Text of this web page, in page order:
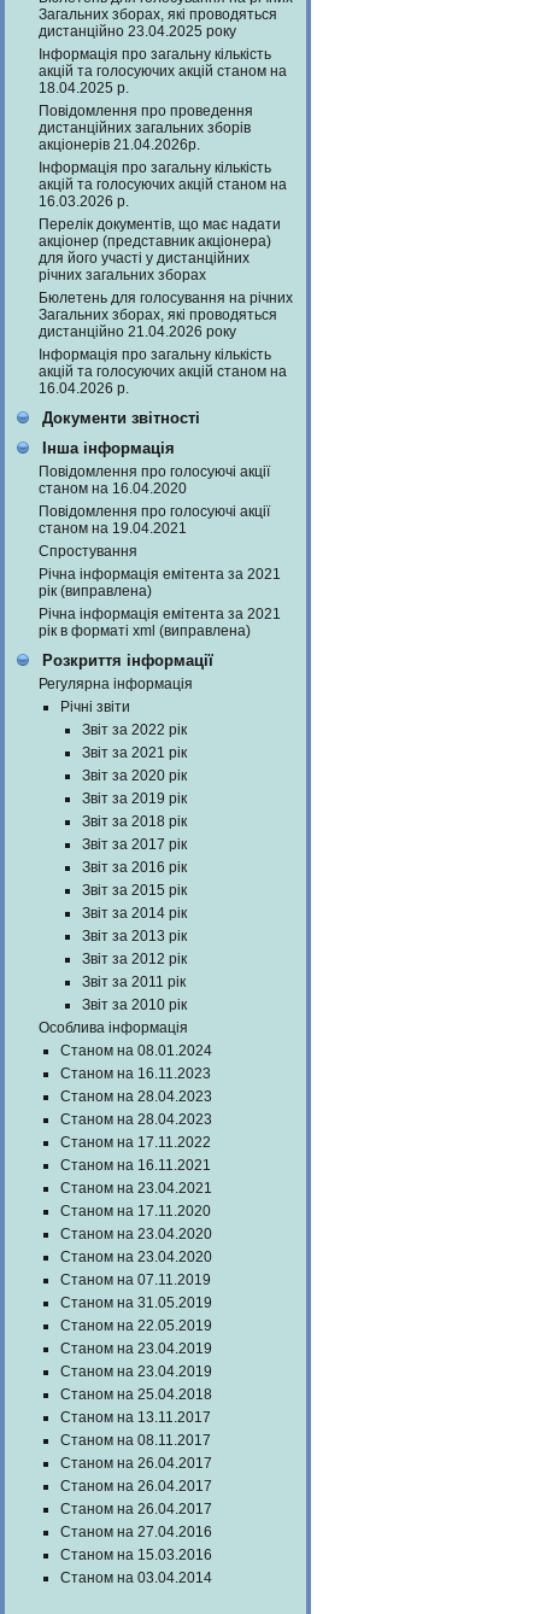
Загальних зборах, які проводяться
дистанційно 23.04.2025 року
Інформація про загальну кількість
акцій та голосуючих акцій станом на
18.04.2025 р.
Повідомлення про проведення
дистанційних загальних зборів
акціонерів 21.04.2026р.
Інформація про загальну кількість
акцій та голосуючих акцій станом на
16.03.2026 р.
Перелік документів, що має надати
акціонер (представник акціонера)
для його участі у дистанційних
річних загальних зборах
Бюлетень для голосування на річних
Загальних зборах, які проводяться
дистанційно 21.04.2026 року
Інформація про загальну кількість
акцій та голосуючих акцій станом на
16.04.2026 р.
Документи звітності
Інша інформація
Повідомлення про голосуючі акції
станом на 16.04.2020
Повідомлення про голосуючі акції
станом на 19.04.2021
Спростування
Річна інформація емітента за 2021
рік (виправлена)
Річна інформація емітента за 2021
рік в форматі xml (виправлена)
Розкриття інформації
Регулярна інформація
Річні звіти
Звіт за 2022 рік
Звіт за 2021 рік
Звіт за 2020 рік
Звіт за 2019 рік
Звіт за 2018 рік
Звіт за 2017 рік
Звіт за 2016 рік
Звіт за 2015 рік
Звіт за 2014 рік
Звіт за 2013 рік
Звіт за 2012 рік
Звіт за 2011 рік
Звіт за 2010 рік
Особлива інформація
Станом на 08.01.2024
Станом на 16.11.2023
Станом на 28.04.2023
Станом на 28.04.2023
Станом на 17.11.2022
Станом на 16.11.2021
Станом на 23.04.2021
Станом на 17.11.2020
Станом на 23.04.2020
Станом на 23.04.2020
Станом на 07.11.2019
Станом на 31.05.2019
Станом на 22.05.2019
Станом на 23.04.2019
Станом на 23.04.2019
Станом на 25.04.2018
Станом на 13.11.2017
Станом на 08.11.2017
Станом на 26.04.2017
Станом на 26.04.2017
Станом на 26.04.2017
Станом на 27.04.2016
Станом на 15.03.2016
Станом на 03.04.2014